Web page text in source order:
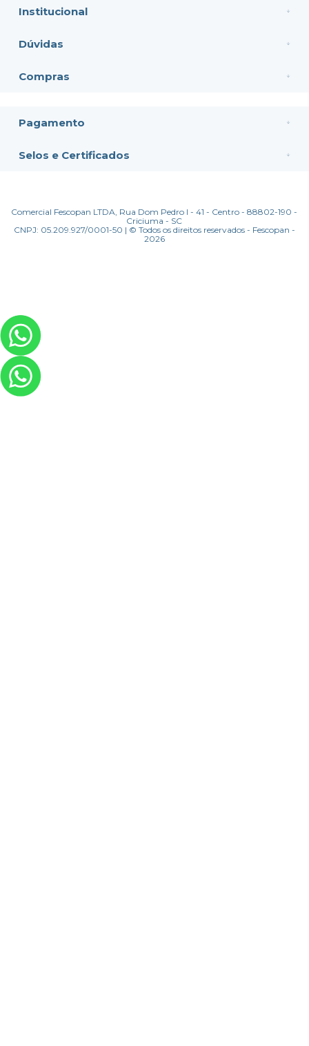
Institucional
Dúvidas
Compras
Pagamento
Selos e Certificados
Comercial Fescopan LTDA, Rua Dom Pedro I - 41 - Centro - 88802-190 -
Criciuma - SC
CNPJ: 05.209.927/0001-50 | © Todos os direitos reservados - Fescopan -
2026